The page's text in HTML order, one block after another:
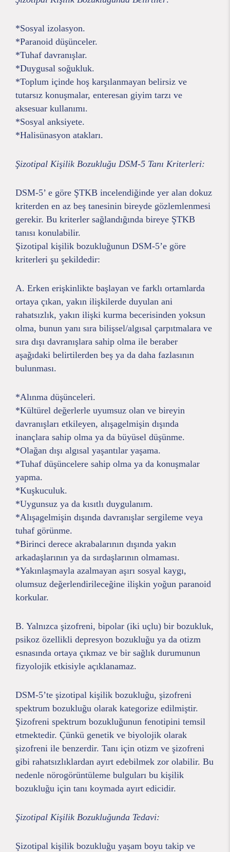
*Sosyal izolasyon.
*Paranoid düşünceler.
*Tuhaf davranışlar.
*Duygusal soğukluk.
*Toplum içinde hoş karşılanmayan belirsiz ve
tutarsız konuşmalar, enteresan giyim tarzı ve
aksesuar kullanımı.
*Sosyal anksiyete.
*Halisünasyon atakları.
Şizotipal Kişilik Bozukluğu DSM-5 Tanı Kriterleri:
DSM-5’ e göre ŞTKB incelendiğinde yer alan dokuz
kriterden en az beş tanesinin bireyde gözlemlenmesi
gerekir. Bu kriterler sağlandığında bireye ŞTKB
tanısı konulabilir.
Şizotipal kişilik bozukluğunun DSM-5’e göre
kriterleri şu şekildedir:
A. Erken erişkinlikte başlayan ve farklı ortamlarda
ortaya çıkan, yakın ilişkilerde duyulan ani
rahatsızlık, yakın ilişki kurma becerisinden yoksun
olma, bunun yanı sıra bilişsel/algısal çarpıtmalara ve
sıra dışı davranışlara sahip olma ile beraber
aşağıdaki belirtilerden beş ya da daha fazlasının
bulunması.
*Alınma düşünceleri.
*Kültürel değerlerle uyumsuz olan ve bireyin
davranışları etkileyen, alışagelmişin dışında
inançlara sahip olma ya da büyüsel düşünme.
*Olağan dışı algısal yaşantılar yaşama.
*Tuhaf düşüncelere sahip olma ya da konuşmalar
yapma.
*Kuşkuculuk.
*Uygunsuz ya da kısıtlı duygulanım.
*Alışagelmişin dışında davranışlar sergileme veya
tuhaf görünme.
*Birinci derece akrabalarının dışında yakın
arkadaşlarının ya da sırdaşlarının olmaması.
*Yakınlaşmayla azalmayan aşırı sosyal kaygı,
olumsuz değerlendirileceğine ilişkin yoğun paranoid
korkular.
B. Yalnızca şizofreni, bipolar (iki uçlu) bir bozukluk,
psikoz özellikli depresyon bozukluğu ya da otizm
esnasında ortaya çıkmaz ve bir sağlık durumunun
fizyolojik etkisiyle açıklanamaz.
DSM-5’te şizotipal kişilik bozukluğu, şizofreni
spektrum bozukluğu olarak kategorize edilmiştir.
Şizofreni spektrum bozukluğunun fenotipini temsil
etmektedir. Çünkü genetik ve biyolojik olarak
şizofreni ile benzerdir. Tanı için otizm ve şizofreni
gibi rahatsızlıklardan ayırt edebilmek zor olabilir. Bu
nedenle nörogörüntüleme bulguları bu kişilik
bozukluğu için tanı koymada ayırt edicidir.
Şizotipal Kişilik Bozukluğunda Tedavi:
Şizotipal kişilik bozukluğu yaşam boyu takip ve